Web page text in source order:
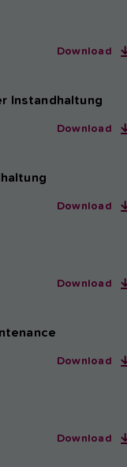
Download
Instandhaltung
Download
Download
Download
Download
Download